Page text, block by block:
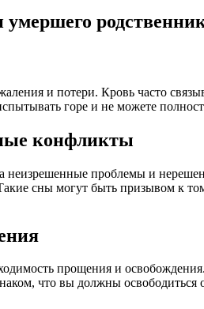
и потери. Кровь часто
горе и не можете
конфликты
неизрешенные проблемы и
сны могут быть призывом к
прощения и
что вы должны